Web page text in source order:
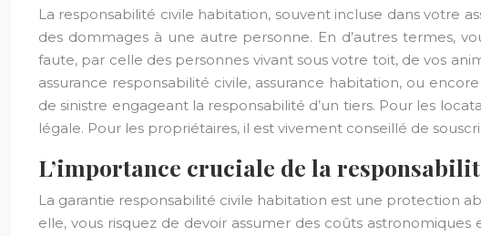
La responsabilité civile habitation, souvent incluse dans votre
des dommages à une autre personne. En d’autres termes,
faute, par celle des personnes vivant sous votre toit, de vos
assurance responsabilité civile, assurance habitation, ou
de sinistre engageant la responsabilité d’un tiers. Pour les
légale. Pour les propriétaires, il est vivement conseillé de
L’importance cruciale de la
La garantie responsabilité civile habitation est une protection
elle, vous risquez de devoir assumer des coûts